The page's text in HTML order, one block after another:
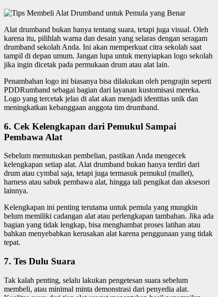
Alat drumband bukan hanya tentang suara, tetapi juga visual. Oleh
karena itu, pilihlah warna dan desain yang selaras dengan seragam
drumband sekolah Anda. Ini akan memperkuat citra sekolah saat
tampil di depan umum. Jangan lupa untuk menyiapkan logo sekolah
jika ingin dicetak pada permukaan drum atau alat lain.
Penambahan logo ini biasanya bisa dilakukan oleh pengrajin seperti
PDDRumband sebagai bagian dari layanan kustomisasi mereka.
Logo yang tercetak jelas di alat akan menjadi identitas unik dan
meningkatkan kebanggaan anggota tim drumband.
6. Cek Kelengkapan dari Pemukul Sampai
Pembawa Alat
Sebelum memutuskan pembelian, pastikan Anda mengecek
kelengkapan setiap alat. Alat drumband bukan hanya terdiri dari
drum atau cymbal saja, tetapi juga termasuk pemukul (mallet),
harness atau sabuk pembawa alat, hingga tali pengikat dan aksesori
lainnya.
Kelengkapan ini penting terutama untuk pemula yang mungkin
belum memiliki cadangan alat atau perlengkapan tambahan. Jika ada
bagian yang tidak lengkap, bisa menghambat proses latihan atau
bahkan menyebabkan kerusakan alat karena penggunaan yang tidak
tepat.
7. Tes Dulu Suara
Tak kalah penting, selalu lakukan pengetesan suara sebelum
membeli, atau minimal minta demonstrasi dari penyedia alat.